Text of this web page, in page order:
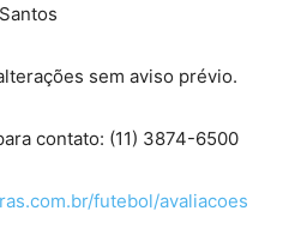
sem aviso prévio.
contato: (11) 3874-6500
futebol/avaliacoes